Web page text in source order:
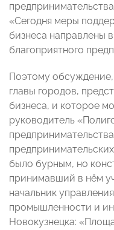
«Сегодня меры
бизнеса направлены
благоприятного
Поэтому
главы городов,
бизнеса, и которое
руководитель
было бурным, но
принимавший в нём
начальник
промышленности и
Новокузнецка: